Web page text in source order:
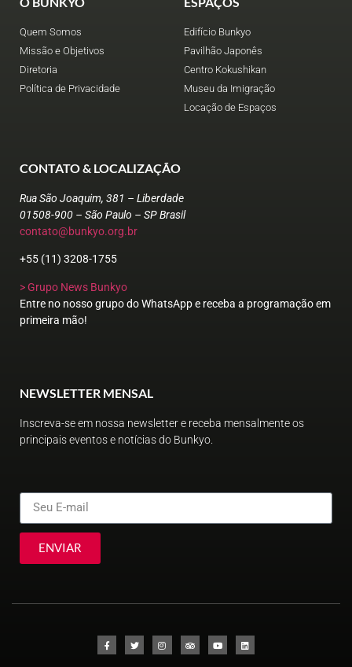
Quem Somos
Missão e Objetivos
Diretoria
Política de Privacidade
Edifício Bunkyo
Pavilhão Japonês
Centro Kokushikan
Museu da Imigração
Locação de Espaços
CONTATO & LOCALIZAÇÃO
Rua São Joaquim, 381 – Liberdade
01508-900 – São Paulo – SP Brasil
contato@bunkyo.org.br
+55 (11) 3208-1755
> Grupo News Bunkyo
Entre no nosso grupo do WhatsApp e receba a programação em
primeira mão!
NEWSLETTER MENSAL
Inscreva-se em nossa newsletter e receba mensalmente os
principais eventos e notícias do Bunkyo.
ENVIAR